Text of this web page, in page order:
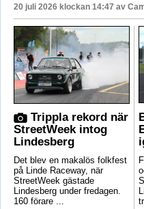
20 juli 2026 klockan 14:47 av
Trippla rekord när
StreetWeek intog
Lindesberg
Det blev en makalös folkfest
på Linde Raceway, när
StreetWeek gästade
Lindesberg under fredagen.
160 förare ...